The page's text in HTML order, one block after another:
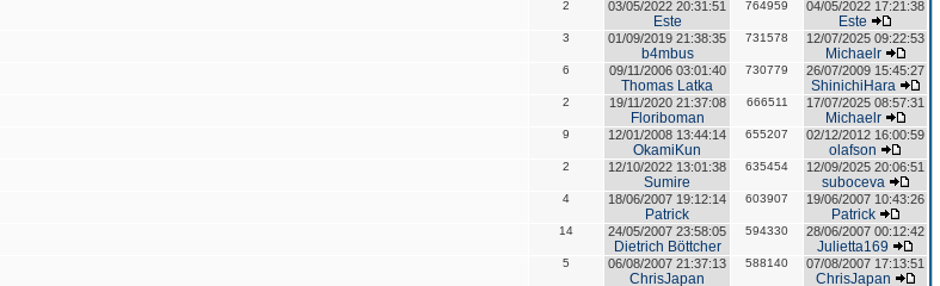
2 03/05/2022 20:31:51
Este
764959 04/05/2022 17:21:38
Este
3 01/09/2019 21:38:35
b4mbus
731578 12/07/2025 09:22:53
Michaelr
6 09/11/2006 03:01:40
Thomas Latka
730779 26/07/2009 15:45:27
ShinichiHara
2 19/11/2020 21:37:08
Floriboman
666511 17/07/2025 08:57:31
Michaelr
9 12/01/2008 13:44:14
OkamiKun
655207 02/12/2012 16:00:59
olafson
2 12/10/2022 13:01:38
Sumire
635454 12/09/2025 20:06:51
suboceva
4 18/06/2007 19:12:14
Patrick
603907 19/06/2007 10:43:26
Patrick
14 24/05/2007 23:58:05
Dietrich Böttcher
594330 28/06/2007 00:12:42
Julietta169
5 06/08/2007 21:37:13
ChrisJapan
588140 07/08/2007 17:13:51
ChrisJapan